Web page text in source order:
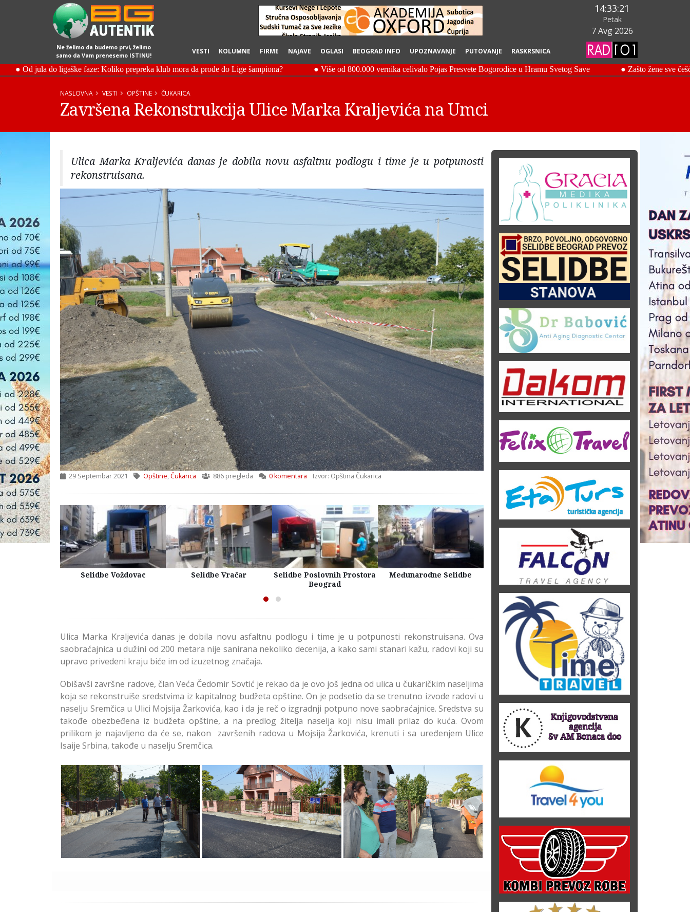
Ne želimo da budemo prvi, želimo
samo da Vam prenesemo ISTINU!
VESTI KOLUMNE FIRME NAJAVE OGLASI BEOGRAD INFO UPOZNAVANJE PUTOVANJE RASKRSNICA
14:33:22
Petak
7 Avg 2026
NASLOVNA VESTI OPŠTINE ČUKARICA
Završena Rekonstrukcija Ulice Marka Kraljevića na Umci
Ulica Marka Kraljevića danas je dobila novu asfaltnu podlogu i time je u potpunosti
rekonstruisana.
29 Septembar 2021 Opštine,Čukarica 886 pregleda 0 komentara Izvor: Opština Čukarica
Selidbe Voždovac Selidbe Vračar
Selidbe Poslovnih Prostora
Beograd
Međunarodne Selidbe Selidbe Firme Beograd
Magacin Lagerovanje
Ulica Marka Kraljevića danas je dobila novu asfaltnu podlogu i time je u potpunosti rekonstruisana. Ova
saobraćajnica u dužini od 200 metara nije sanirana nekoliko decenija, a kako sami stanari kažu, radovi koji su
upravo privedeni kraju biće im od izuzetnog značaja.
Obišavši završne radove, član Veća Čedomir Sovtić je rekao da je ovo još jedna od ulica u čukaričkim naseljima
koja se rekonstruiše sredstvima iz kapitalnog budžeta opštine. On je podsetio da se trenutno izvode radovi u
naselju Sremčica u Ulici Mojsija Žarkovića, kao i da je reč o izgradnji potpuno nove saobraćajnice. Sredstva su
takođe obezbeđena iz budžeta opštine, a na predlog žitelja naselja koji nisu imali prilaz do kuća. Ovom
prilikom je najavljeno da će se, nakon završenih radova u Mojsija Žarkovića, krenuti i sa uređenjem Ulice
Isaije Srbina, takođe u naselju Sremčica.
Završena Rekonstrukcija Ulice
Marka Kraljevića Umka
Završena Rekonstrukcija Ulice
Marka Kraljevića
Završena Rekonstrukcija
Marka Kraljevića